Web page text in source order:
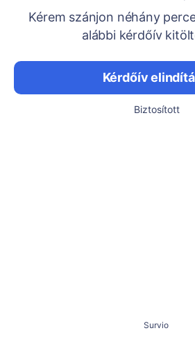
Kérem szánjon néhány
alábbi kérdőív
Kérdőív
Biztosított
Survio